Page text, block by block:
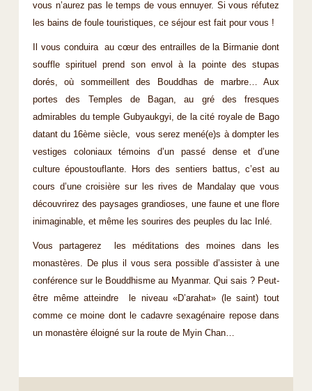
vous n’aurez pas le temps de vous ennuyer. Si vous réfutez
les bains de foule touristiques, ce séjour est fait pour vous !
Il vous conduira au cœur des entrailles de la Birmanie dont
souffle spirituel prend son envol à la pointe des stupas
dorés, où sommeillent des Bouddhas de marbre… Aux
portes des Temples de Bagan, au gré des fresques
admirables du temple Gubyaukgyi, de la cité royale de Bago
datant du 16ème siècle, vous serez mené(e)s à dompter les
vestiges coloniaux témoins d’un passé dense et d’une
culture époustouflante. Hors des sentiers battus, c’est au
cours d’une croisière sur les rives de Mandalay que vous
découvrirez des paysages grandioses, une faune et une flore
inimaginable, et même les sourires des peuples du lac Inlé.
Vous partagerez les méditations des moines dans les
monastères. De plus il vous sera possible d’assister à une
conférence sur le Bouddhisme au Myanmar. Qui sais ? Peut-
être même atteindre le niveau «D’arahat» (le saint) tout
comme ce moine dont le cadavre sexagénaire repose dans
un monastère éloigné sur la route de Myin Chan…